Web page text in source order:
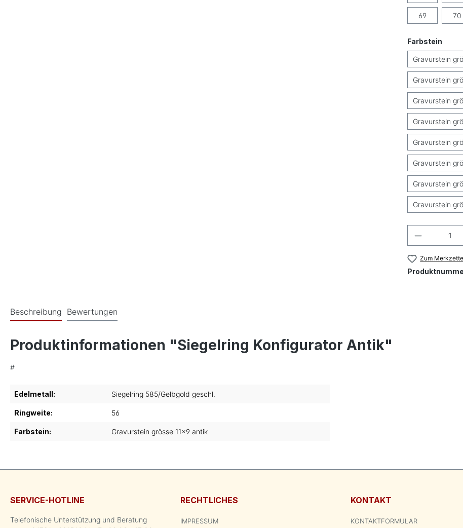
69 70
Farbstein
Gravurstein
Gravurstein
Gravurstein
Gravurstein
Gravurstein
Gravurstein
Gravurstein
Gravurstein
Produkt
Zum
Beschreibung Bewertungen
Produktinformationen "Siegelring Konfigurator Antik"
#
Edelmetall: Siegelring 585/Gelbgold geschl.
Ringweite: 56
Farbstein: Gravurstein grösse 11x9 antik
SERVICE-HOTLINE
Telefonische Unterstützung und Beratung
RECHTLICHES
IMPRESSUM
KONTAKT
KONTAKTFORMULAR